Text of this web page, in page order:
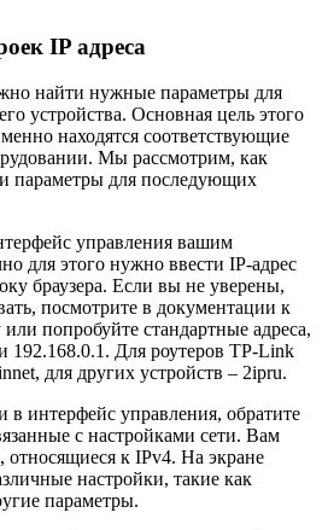
IP адреса
найти нужные параметры для
устройства. Основная цель этого
находятся соответствующие
Мы рассмотрим, как
параметры для последующих
управления вашим
для этого нужно ввести IP-адрес
браузера. Если вы не уверены,
посмотрите в документации к
попробуйте стандартные адреса,
192.168.0.1. Для роутеров TP-Link
для других устройств – 2ipru.
интерфейс управления, обратите
с настройками сети. Вам
к IPv4. На экране
настройки, такие как
параметры.